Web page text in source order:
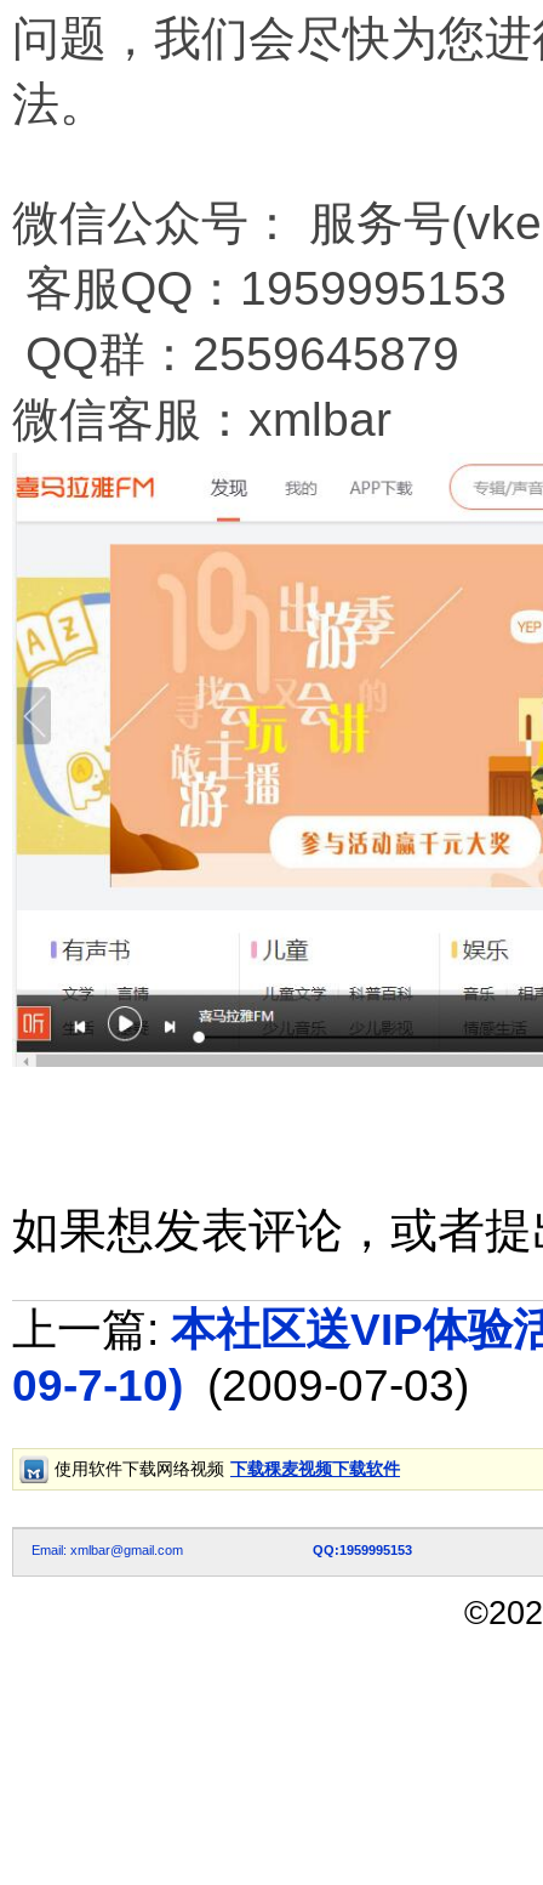
问题，我们会尽快为您
法。
微信公众号： 服务号
客服QQ：1959995153
QQ群：2559645879
微信客服：xmlbar
如果想发表评论，或者
上一篇: 本社区送VIP体验
09-7-10) (2009-07-03)
使用软件下载网络视频 下载稞麦视频下载软件
Email: xmlbar@gmail.com QQ:1959995153
©